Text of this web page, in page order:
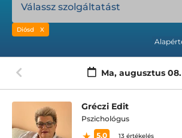
Válassz szolgáltatást
Diósd
Ma, augusztus 08.
Gréczi Edit
Pszichológus
5.0
13 értékelés